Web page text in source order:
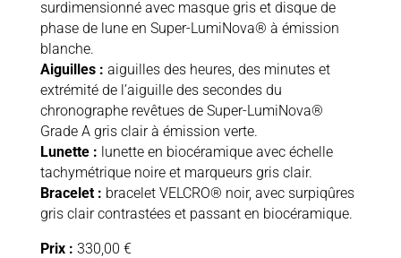
surdimensionné avec masque gris et disque de
phase de lune en Super-LumiNova® à émission
blanche.
Aiguilles : aiguilles des heures, des minutes et
extrémité de l’aiguille des secondes du
chronographe revêtues de Super-LumiNova®
Grade A gris clair à émission verte.
Lunette : lunette en biocéramique avec échelle
tachymétrique noire et marqueurs gris clair.
Bracelet : bracelet VELCRO® noir, avec surpiqûres
gris clair contrastées et passant en biocéramique.
Prix : 330,00 €